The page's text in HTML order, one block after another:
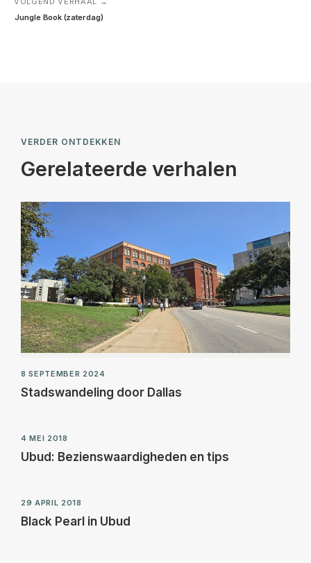
Jungle Book (zaterdag)
VERDER ONTDEKKEN
Gerelateerde verhalen
8 SEPTEMBER 2024
Stadswandeling door Dallas
4 MEI 2018
Ubud: Bezienswaardigheden en tips
29 APRIL 2018
Black Pearl in Ubud